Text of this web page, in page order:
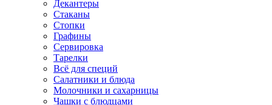
Декантеры
Стаканы
Стопки
Графины
Сервировка
Тарелки
Всё для специй
Салатники и блюда
Молочники и сахарницы
Чашки с блюдцами